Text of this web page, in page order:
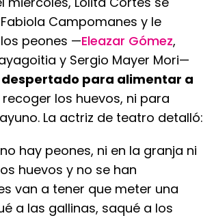
Campomanes y le
peones —Eleazar Gómez,
y Sergio Mayer Mori—
despertado para alimentar a
recoger los huevos, ni para
La actriz de teatro detalló:
hay peones, ni en la granja ni
huevos y no se han
van a tener que meter una
a las gallinas, saqué a los